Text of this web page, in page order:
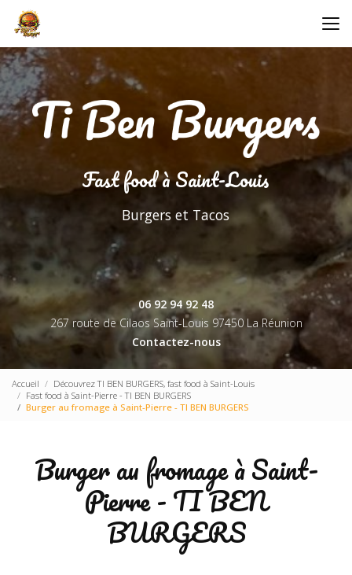
contenu
principal
Fast food à Saint-Louis
Burgers et Tacos
06 92 94 92 48
267 route de Cilaos Saint-Louis 97450 La Réunion
Contactez-nous
Accueil
Découvrez TI BEN BURGERS, fast food à Saint-Louis
Fast food à Saint-Pierre - TI BEN BURGERS
Burger au fromage à Saint-Pierre - TI BEN BURGERS
Burger au fromage à Saint-
Pierre - TI BEN
BURGERS